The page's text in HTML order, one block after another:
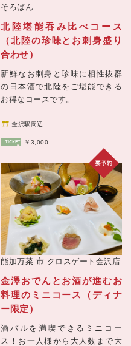
そろばん
北陸堪能吞み比べコース
（北陸の珍味とお刺身盛り
合わせ）
新鮮なお刺身と珍味に相性抜群
の日本酒で北陸をご堪能できる
お得なコースです。
金沢駅周辺
￥3,000
能加万菜 市 クロスゲート金沢店
金澤おでんとお酒が進むお
料理のミニコース（ディナ
ー限定）
酒バルを満喫できるミニコー
ス！お一人様から大人数まで大